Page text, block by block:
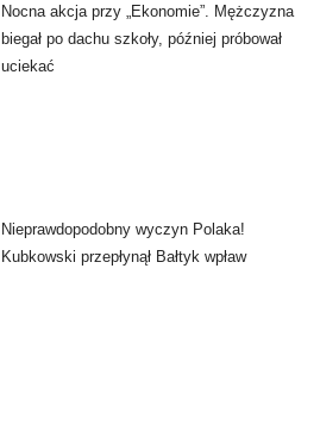
Nocna akcja przy „Ekonomie”. Mężczyzna
biegał po dachu szkoły, później próbował
uciekać
Nieprawdopodobny wyczyn Polaka!
Kubkowski przepłynął Bałtyk wpław